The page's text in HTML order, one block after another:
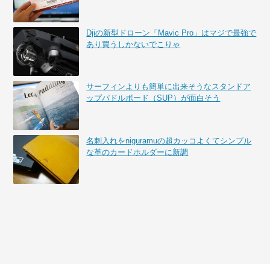
Djiの新型ドローン「Mavic Pro」はマジで最強で
あり買うしかないでこりゃ
サーフィンよりも簡単に出来そうなスタンドア
ップパドルボード（SUP）が面白そう
名刺入れをniguramuの超カッコよくてシンプル
な革のカードホルダーに新調